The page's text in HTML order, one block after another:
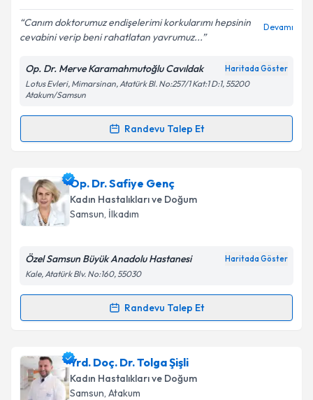
E-posta Adresiniz
Kişisel verilerimin işlenmesine ilişkinAydınlatma
Metni
kapsamda işlenmesini kabul ediyorum.
Canım doktorumuz endişelerimi korkularımı hepsinin
cevabini verip beni rahatlatan yavrumuz...
Devamı
Op. Dr. Merve Karamahmutoğlu Cavıldak Haritada Göster
Lotus Evleri, Mimarsinan, Atatürk Bl. No:257/1 Kat:1 D:1, 55200
Atakum/Samsun
Randevu Talep Et
Randevu Takvimi Talebi
Op. Dr. Merve Karamahmutoğlu Cavıldak
randevu takvimi talebi oluşturun. Size bu uzmandan
randevu almanız için bir takvim hazırlandığında e-
posta ile bilgilendireceğiz.
Kişisel verilerimin işlenmesine ilişkinAydınlatma
kapsamda işlenmesini kabul ediyorum.
Takvim Talebini Gönder
Op. Dr. Safiye Genç
Kadın Hastalıkları ve Doğum
Samsun, İlkadım
Özel Samsun Büyük Anadolu Hastanesi Haritada Göster
Kale, Atatürk Blv. No:160, 55030
Randevu Talep Et
Randevu Takvimi Talebi
Op. Dr. Safiye Gençiçin randevu takvimi talebi
oluşturun. Size bu uzmandan randevu almanız için bir
takvim hazırlandığında e-posta ile bilgilendireceğiz.
Yrd. Doç. Dr. Tolga Şişli
Kadın Hastalıkları ve Doğum
Samsun, Atakum